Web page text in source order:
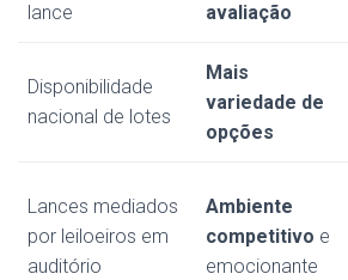
lance
avaliação
Disponibilidade
nacional de lotes
Mais
variedade de
opções
Lances mediados
por leiloeiros em
auditório
Ambiente
competitivo e
emocionante